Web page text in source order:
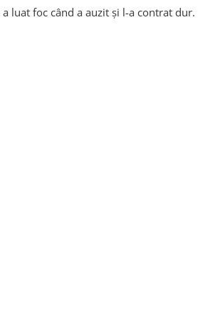
luat foc când a auzit și l-a contrat dur.